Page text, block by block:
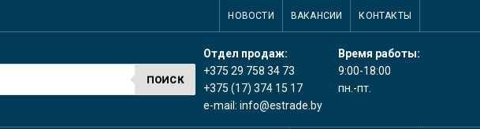
НОВОСТИ ВАКАНСИИ КОНТАКТЫ
ПОИСК
Отдел продаж:
+375 29 758 34 73
+375 (17) 374 15 17
e-mail: info@estrade.by
Время работы:
9:00-18:00
пн.-пт.